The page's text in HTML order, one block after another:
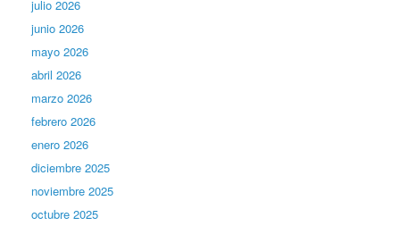
julio 2026
junio 2026
mayo 2026
abril 2026
marzo 2026
febrero 2026
enero 2026
diciembre 2025
noviembre 2025
octubre 2025